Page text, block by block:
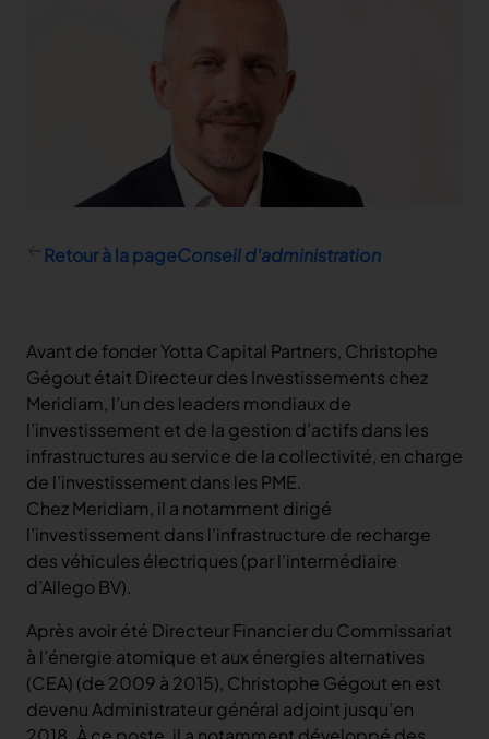
Actionnariat
Dividende
Information boursière
Liens rapides
Calendrier
Rapport annuel
Company Background & Strategy
Avant de fonder Yotta Capital Partners, Christophe
Gégout était Directeur des Investissements chez
Meridiam, l’un des leaders mondiaux de
l’investissement et de la gestion d’actifs dans les
infrastructures au service de la collectivité, en charge
de l’investissement dans les PME.
Chez Meridiam, il a notamment dirigé
l’investissement dans l’infrastructure de recharge
des véhicules électriques (par l’intermédiaire
d’Allego BV).
Après avoir été Directeur Financier du Commissariat
à l’énergie atomique et aux énergies alternatives
(CEA) (de 2009 à 2015), Christophe Gégout en est
devenu Administrateur général adjoint jusqu’en
Retour à la pageConseil d'administration